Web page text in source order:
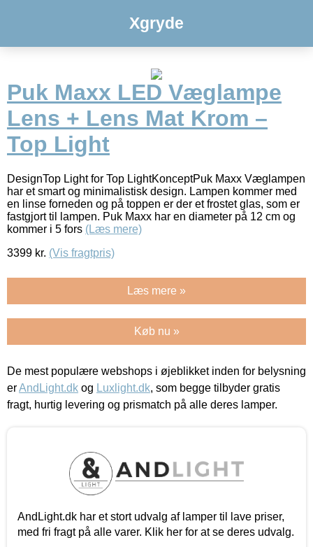
Xgryde
Puk Maxx LED Væglampe
Lens + Lens Mat Krom –
Top Light
DesignTop Light for Top LightKonceptPuk Maxx Væglampen
har et smart og minimalistisk design. Lampen kommer med
en linse forneden og på toppen er der et frostet glas, som er
fastgjort til lampen. Puk Maxx har en diameter på 12 cm og
kommer i 5 fors (Læs mere)
3399 kr. (Vis fragtpris)
Læs mere »
Køb nu »
De mest populære webshops i øjeblikket inden for belysning
erAndLight.dk og Luxlight.dk, som begge tilbyder gratis
fragt, hurtig levering og prismatch på alle deres lamper.
AndLight.dk har et stort udvalg af lamper til lave priser,
med fri fragt på alle varer. Klik her for at se deres udvalg.